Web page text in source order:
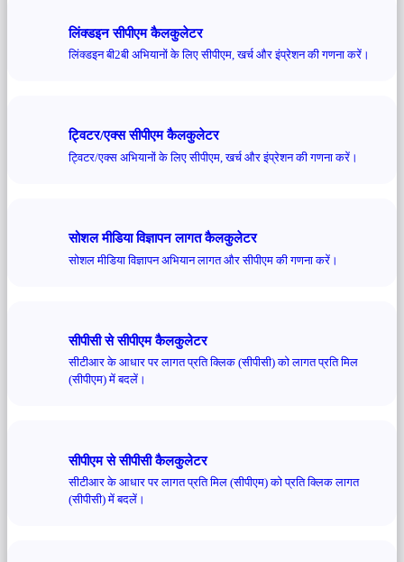
लिंक्डइन सीपीएम कैलकुलेटर
लिंक्डइन बी2बी अभियानों के लिए सीपीएम, खर्च और इंप्रेशन की गणना करें।
ट्विटर/एक्स सीपीएम कैलकुलेटर
ट्विटर/एक्स अभियानों के लिए सीपीएम, खर्च और इंप्रेशन की गणना करें।
सोशल मीडिया विज्ञापन लागत कैलकुलेटर
सोशल मीडिया विज्ञापन अभियान लागत और सीपीएम की गणना करें।
सीपीसी से सीपीएम कैलकुलेटर
सीटीआर के आधार पर लागत प्रति क्लिक (सीपीसी) को लागत प्रति मिल
(सीपीएम) में बदलें।
सीपीएम से सीपीसी कैलकुलेटर
सीटीआर के आधार पर लागत प्रति मिल (सीपीएम) को प्रति क्लिक लागत
(सीपीसी) में बदलें।